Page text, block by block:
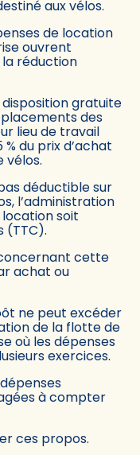
aux vélos.
de location
ouvrent
réduction
disposition gratuite
des
lieu de travail
du prix d’achat
vélos.
déductible sur
l’administration
soit
(TTC).
cette
achat ou
ne peut excéder
de la flotte de
où les dépenses
exercices.
à compter
ces propos.